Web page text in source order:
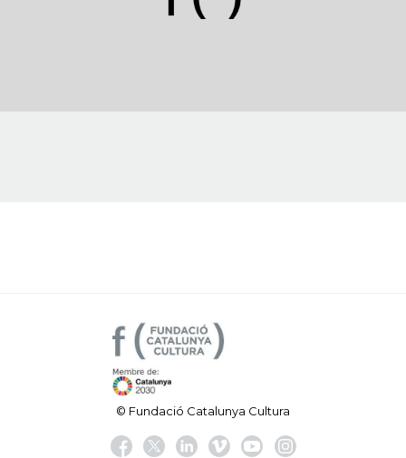
© Fundació Catalunya Cultura